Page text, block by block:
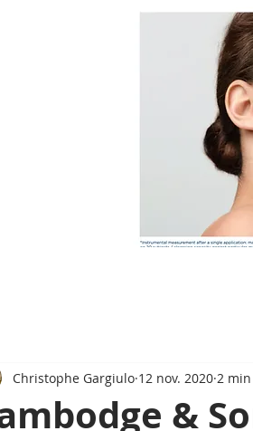
&
Christophe Gargiulo 12 nov. 2020 2